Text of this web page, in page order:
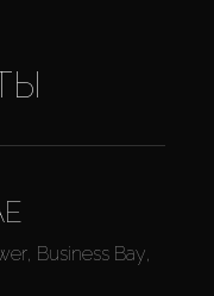
Business Bay,